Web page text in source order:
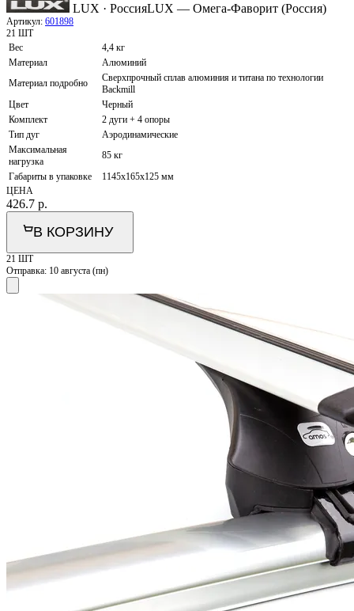
LUX · РоссияLUX — Омега-Фаворит (Россия)
Артикул: 601898
21 ШТ
Вес
4,4 кг
Материал
Алюминий
Материал подробно
Сверхпрочный сплав алюминия и титана по технологии
Backmill
Цвет
Черный
Комплект
2 дуги + 4 опоры
Тип дуг
Аэродинамические
Максимальная
нагрузка
85 кг
Габариты в упаковке
1145x165x125 мм
ЦЕНА
426.7 р.
В КОРЗИНУ
21 ШТ
Отправка: 10 августа (пн)